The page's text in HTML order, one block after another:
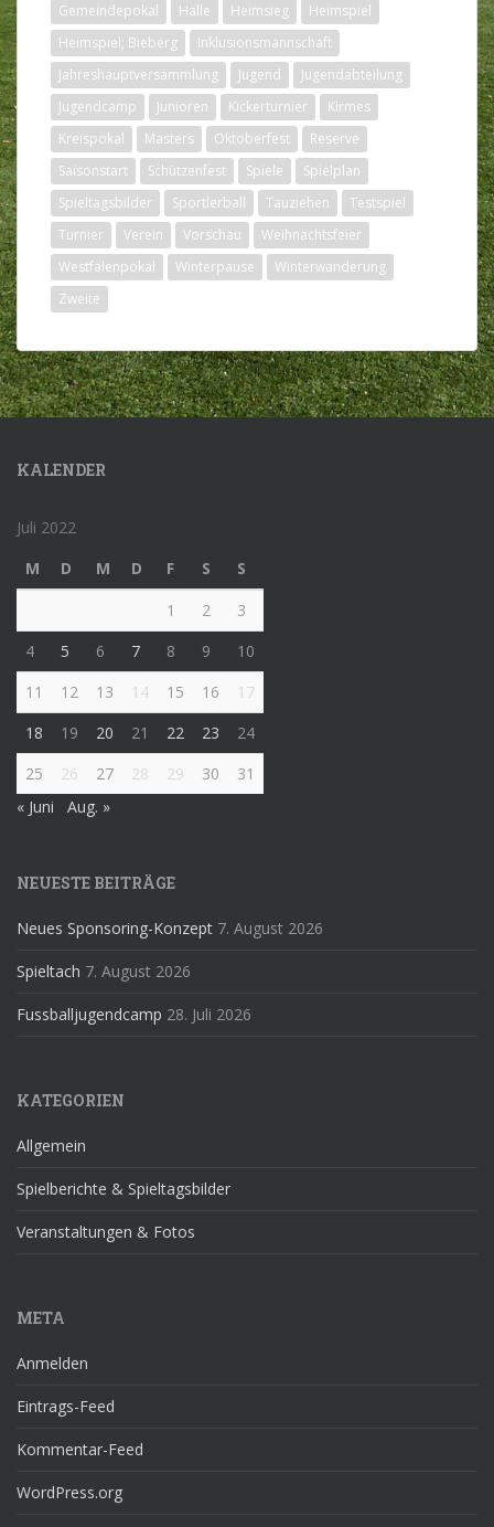
Gemeindepokal
Halle Heimsieg
Heimspiel
Heimspiel; Bieberg
Inklusionsmannschaft
Jahreshauptversammlung
Jugend
Jugendabteilung
Jugendcamp
Junioren Kickerturnier
Kirmes
Kreispokal
Masters Oktoberfest
Reserve
Saisonstart
Schützenfest Spiele
Spielplan
Spieltagsbilder
Sportlerball Tauziehen
Testspiel
Turnier
Verein Vorschau
Weihnachtsfeier
Westfalenpokal
Winterpause
Winterwanderung
Zweite
KALENDER
Juli 2022
M
D M D F S
S
1
2
3
4
5 6 7 8 9
10
11
12 13 14 15 16
17
18
19 20 21 22 23
24
25
26 27 28 29 30
31
« Juni
Aug. »
NEUESTE BEITRÄGE
Neues Sponsoring-Konzept 7. August 2026
Spieltach 7. August 2026
Fussballjugendcamp 28. Juli 2026
KATEGORIEN
Allgemein
Spielberichte & Spieltagsbilder
Veranstaltungen & Fotos
META
Anmelden
Eintrags-Feed
Kommentar-Feed
WordPress.org